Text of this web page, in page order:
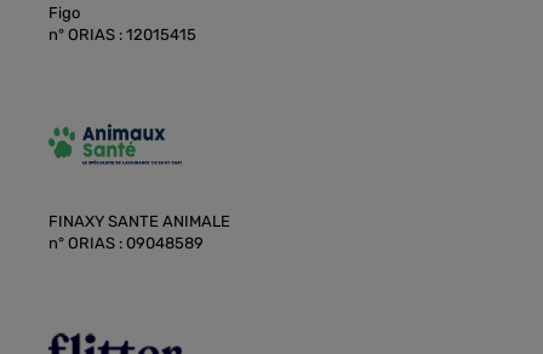
Figo
n° ORIAS : 12015415
FINAXY SANTE ANIMALE
n° ORIAS : 09048589